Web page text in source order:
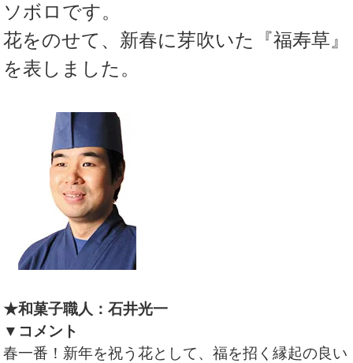
ソボロです。
花をのせて、新春に芽吹いた『福寿草』
を表しました。
★和菓子職人：石井光一
▼コメント
春一番！新年を祝う花として、福を招く縁起の良い